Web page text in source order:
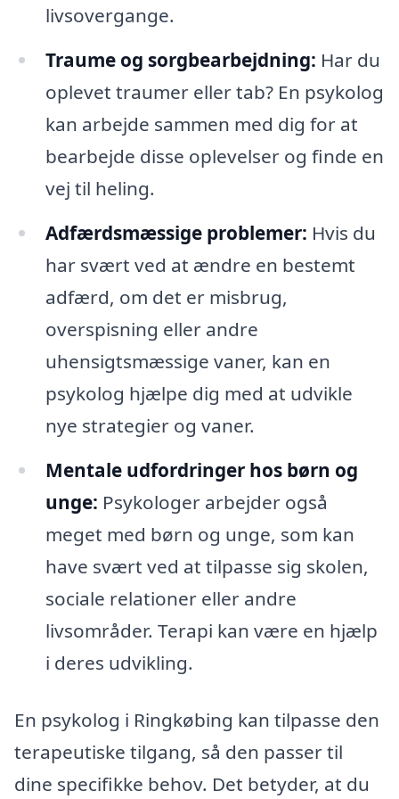
livsovergange.
Traume og sorgbearbejdning: Har du
oplevet traumer eller tab? En psykolog
kan arbejde sammen med dig for at
bearbejde disse oplevelser og finde en
vej til heling.
Adfærdsmæssige problemer: Hvis du
har svært ved at ændre en bestemt
adfærd, om det er misbrug,
overspisning eller andre
uhensigtsmæssige vaner, kan en
psykolog hjælpe dig med at udvikle
nye strategier og vaner.
Mentale udfordringer hos børn og
unge: Psykologer arbejder også
meget med børn og unge, som kan
have svært ved at tilpasse sig skolen,
sociale relationer eller andre
livsområder. Terapi kan være en hjælp
i deres udvikling.
En psykolog i Ringkøbing kan tilpasse den
terapeutiske tilgang, så den passer til
dine specifikke behov. Det betyder, at du